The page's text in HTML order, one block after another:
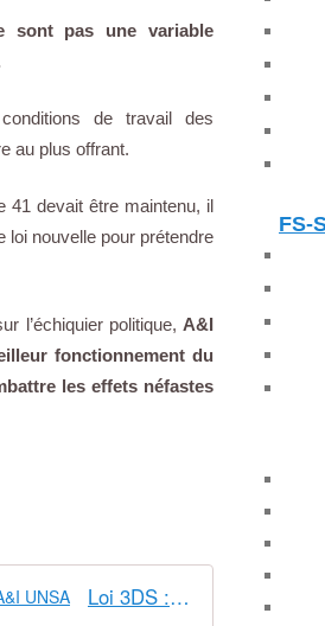
sont pas une variable
de travail des
au plus offrant.
41 devait être maintenu, il
loi nouvelle pour prétendre
l’échiquier politique, A&I
fonctionnement du
les effets néfastes
Loi 3DS : rassemblement devant le Sénat, et maintenant ? - A&I UNSA
FS-